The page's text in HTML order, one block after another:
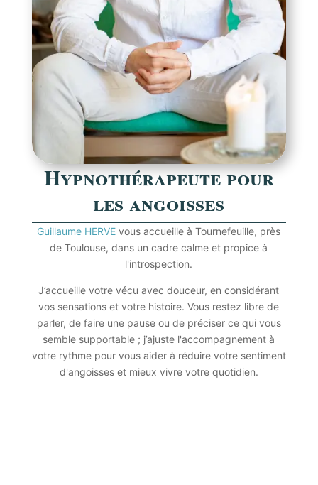
Hypnothérapeute pour
les angoisses
Guillaume HERVE vous accueille à Tournefeuille, près
de Toulouse, dans un cadre calme et propice à
l'introspection.
J’accueille votre vécu avec douceur, en considérant
vos sensations et votre histoire. Vous restez libre de
parler, de faire une pause ou de préciser ce qui vous
semble supportable ; j’ajuste l'accompagnement à
votre rythme pour vous aider à réduire votre sentiment
d'angoisses et mieux vivre votre quotidien.